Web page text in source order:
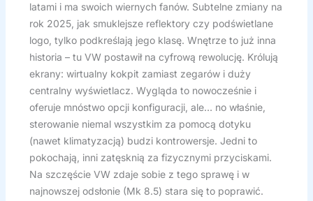
latami i ma swoich wiernych fanów. Subtelne zmiany na
rok 2025, jak smuklejsze reflektory czy podświetlane
logo, tylko podkreślają jego klasę. Wnętrze to już inna
historia – tu VW postawił na cyfrową rewolucję. Królują
ekrany: wirtualny kokpit zamiast zegarów i duży
centralny wyświetlacz. Wygląda to nowocześnie i
oferuje mnóstwo opcji konfiguracji, ale… no właśnie,
sterowanie niemal wszystkim za pomocą dotyku
(nawet klimatyzacją) budzi kontrowersje. Jedni to
pokochają, inni zatęsknią za fizycznymi przyciskami.
Na szczęście VW zdaje sobie z tego sprawę i w
najnowszej odsłonie (Mk 8.5) stara się to poprawić.